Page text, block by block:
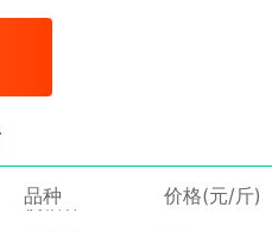
品种 价格(元/斤)
稻花香稻谷
粳稻谷